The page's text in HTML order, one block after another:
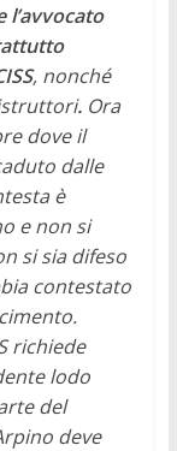
l’avvocato
, nonché
. Ora
dove il
dalle
è
e non si
si sia difeso
contestato
richiede
lodo
del
deve